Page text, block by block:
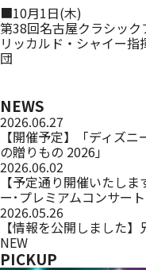
■10月1日(木)
第38回名古屋クラシック
リッカルド・シャイー
団
NEWS
2026.06.27
【開催予定】「ディズ
の贈りもの 2026」
2026.06.02
【予定通り開催いたし
ー･プレミアムコンサート
2026.05.26
【情報を公開しました
NEW
PICKUP